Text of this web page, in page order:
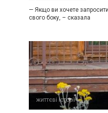
— Якщо ви хочете
свого боку, – сказала
життєві історії